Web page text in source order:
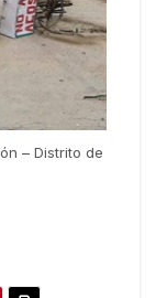
– Distrito de